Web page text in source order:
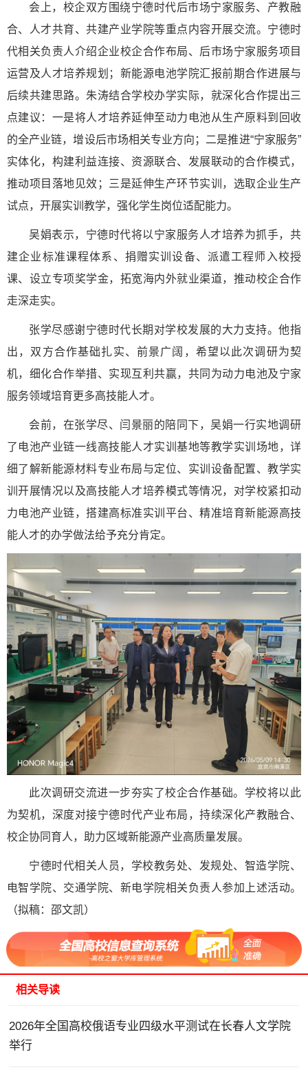
会上，校企双方围绕宁德时代后市场宁家服务、产教融
合、人才共育、共建产业学院等重点内容开展交流。宁德时
代相关负责人介绍企业校企合作布局、后市场宁家服务项目
运营及人才培养规划；新能源电池学院汇报前期合作进展与
后续共建思路。朱涛结合学校办学实际，就深化合作提出三
点建议：一是将人才培养延伸至动力电池从生产原料到回收
的全产业链，增设后市场相关专业方向；二是推进“宁家服务”
实体化，构建利益连接、资源联合、发展联动的合作模式，
推动项目落地见效；三是延伸生产环节实训，选取企业生产
试点，开展实训教学，强化学生岗位适配能力。
吴娟表示，宁德时代将以宁家服务人才培养为抓手，共
建企业标准课程体系、捐赠实训设备、派遣工程师入校授
课、设立专项奖学金，拓宽海内外就业渠道，推动校企合作
走深走实。
张学尽感谢宁德时代长期对学校发展的大力支持。他指
出，双方合作基础扎实、前景广阔，希望以此次调研为契
机，细化合作举措、实现互利共赢，共同为动力电池及宁家
服务领域培育更多高技能人才。
会前，在张学尽、闫景丽的陪同下，吴娟一行实地调研
了电池产业链一线高技能人才实训基地等教学实训场地，详
细了解新能源材料专业布局与定位、实训设备配置、教学实
训开展情况以及高技能人才培养模式等情况，对学校紧扣动
力电池产业链，搭建高标准实训平台、精准培育新能源高技
能人才的办学做法给予充分肯定。
此次调研交流进一步夯实了校企合作基础。学校将以此
为契机，深度对接宁德时代产业布局，持续深化产教融合、
校企协同育人，助力区域新能源产业高质量发展。
宁德时代相关人员，学校教务处、发规处、智造学院、
电智学院、交通学院、新电学院相关负责人参加上述活动。
（拟稿：邵文凯）
相关导读
2026年全国高校俄语专业四级水平测试在长春人文学院
举行